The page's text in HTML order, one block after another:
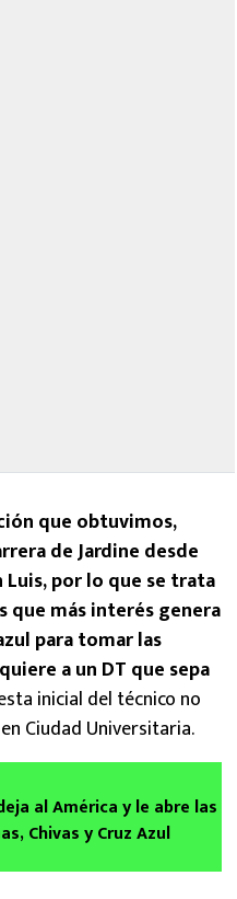
que obtuvimos,
de Jardine desde
por lo que se trata
que más interés genera
para tomar las
a un DT que sepa
inicial del técnico no
Ciudad Universitaria.
al América y le abre las
Chivas y Cruz Azul